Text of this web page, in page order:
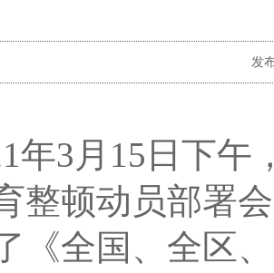
发
年3月15日下
整顿动员部署
《全国、全区